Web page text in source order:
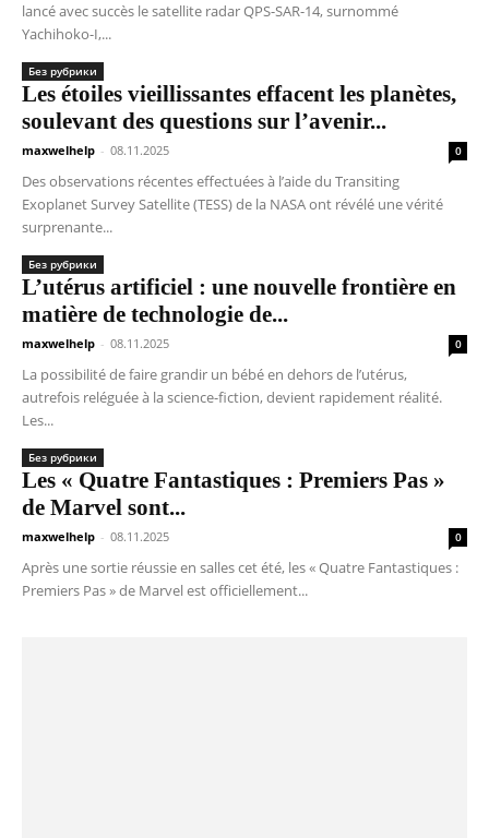
lancé avec succès le satellite radar QPS-SAR-14, surnommé
Yachihoko-I,...
Без рубрики
Les étoiles vieillissantes effacent les planètes,
soulevant des questions sur l’avenir...
maxwelhelp - 08.11.2025 0
Des observations récentes effectuées à l’aide du Transiting
Exoplanet Survey Satellite (TESS) de la NASA ont révélé une vérité
surprenante...
Без рубрики
L’utérus artificiel : une nouvelle frontière en
matière de technologie de...
maxwelhelp - 08.11.2025 0
La possibilité de faire grandir un bébé en dehors de l’utérus,
autrefois reléguée à la science-fiction, devient rapidement réalité.
Les...
Без рубрики
Les « Quatre Fantastiques : Premiers Pas »
de Marvel sont...
maxwelhelp - 08.11.2025 0
Après une sortie réussie en salles cet été, les « Quatre Fantastiques :
Premiers Pas » de Marvel est officiellement...